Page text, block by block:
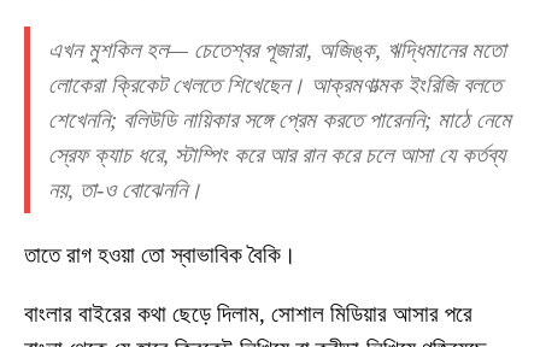
এখন মুশকিল হল— চেতেশ্বর পূজারা, অজিঙ্ক, ঋদ্ধিমানের মতো
লোকেরা ক্রিকেট খেলতে শিখেছেন। আক্রমণাত্মক ইংরিজি বলতে
শেখেননি; বলিউডি নায়িকার সঙ্গে প্রেম করতে পারেননি; মাঠে নেমে
স্রেফ ক্যাচ ধরে, স্টাম্পিং করে আর রান করে চলে আসা যে কর্তব্য
নয়, তা-ও বোঝেননি।
তাতে রাগ হওয়া তো স্বাভাবিক বৈকি।
বাংলার বাইরের কথা ছেড়ে দিলাম, সোশাল মিডিয়ার আসার পরে